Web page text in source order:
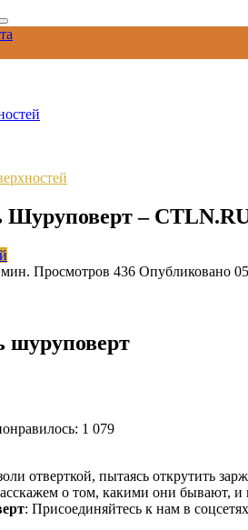
–
Просмотров 436 Опубликовано
шуруповерт
1 079
отверткой, пытаясь открутить
о том, какими они бывают, и
: Присоединяйтесь к нам в